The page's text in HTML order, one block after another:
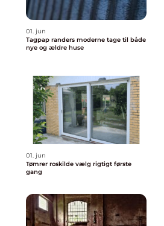
01. jun
Tagpap randers moderne tage til både
nye og ældre huse
01. jun
Tømrer roskilde vælg rigtigt første
gang